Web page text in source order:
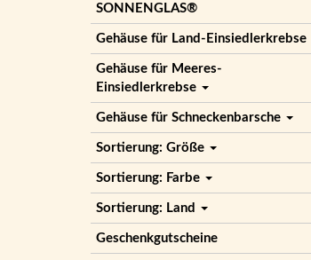
SONNENGLAS®
Gehäuse für Land-Einsiedlerkrebse
Gehäuse für Meeres-
Einsiedlerkrebse
Gehäuse für Schneckenbarsche
Sortierung: Größe
Sortierung: Farbe
Sortierung: Land
Geschenkgutscheine